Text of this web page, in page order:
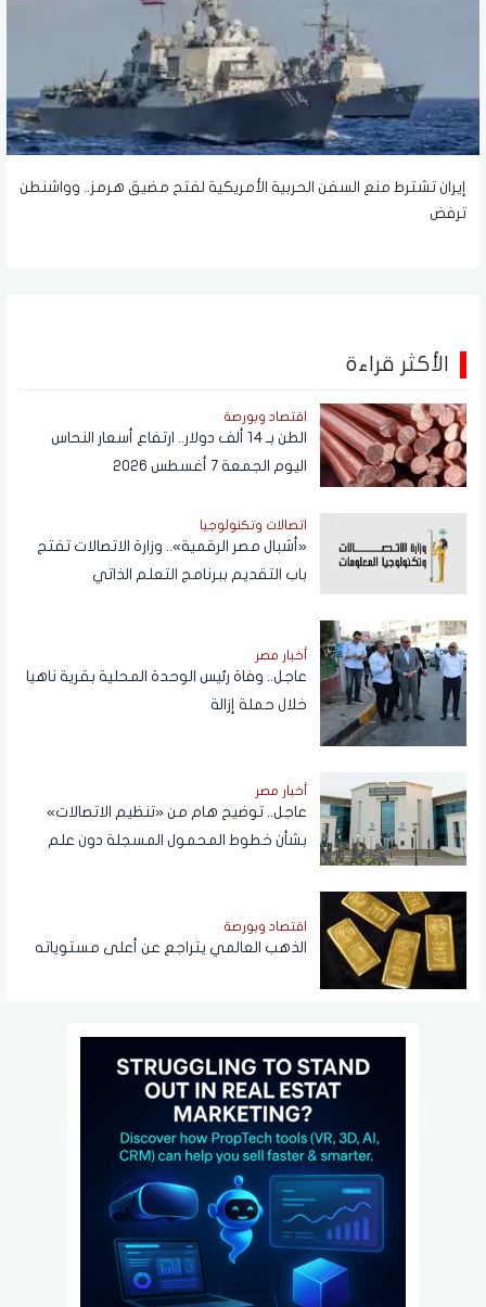
إيران تشترط منع السفن الحربية الأمريكية لفتح مضيق هرمز.. وواشنطن
ترفض
الأكثر قراءة
اقتصاد وبورصة
الطن بـ 14 ألف دولار.. ارتفاع أسعار النحاس
اليوم الجمعة 7 أغسطس 2026
اتصالات وتكنولوجيا
«أشبال مصر الرقمية».. وزارة الاتصالات تفتح
باب التقديم ببرنامج التعلم الذاتي
أخبار مصر
عاجل.. وفاة رئيس الوحدة المحلية بقرية ناهيا
خلال حملة إزالة
أخبار مصر
عاجل.. توضيح هام من «تنظيم الاتصالات»
بشأن خطوط المحمول المسجلة دون علم
اقتصاد وبورصة
الذهب العالمي يتراجع عن أعلى مستوياته